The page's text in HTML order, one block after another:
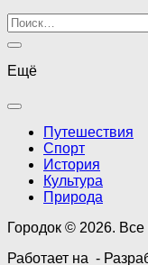
Найти:
Ещё
Путешествия
Спорт
История
Культура
Природа
Городок © 2026.
Работает на -